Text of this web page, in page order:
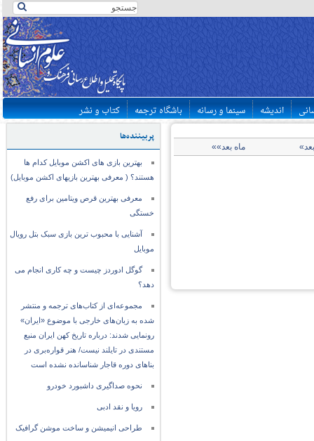
اندیشه سینما و رسانه باشگاه ترجمه کتاب و نشر
پربیننده‌ها
بهترین بازی های اکشن موبایل کدام ها
هستند؟ ( معرفی بهترین بازیهای اکشن موبایل)
معرفی بهترین قرص ویتامین برای رفع
خستگی
آشنایی با محبوب ترین بازی سبک بتل رویال
موبایل
گوگل ادوردز چیست و چه کاری انجام می
دهد؟
مجموعه‌ای از کتاب‌های ترجمه و منتشر
شده به زبان‌های خارجی با موضوع «ایران»
رونمایی شدند: درباره تاریخ کهن ایران منبع
مستندی در تایلند نیست/ هنر قواره‌بری در
بناهای دوره قاجار شناسانده نشده است
نحوه صداگیری داشبورد خودرو
رویا و نقد ادبی
طراحی انیمیشن و ساخت موشن گرافیک
ماه بعد»»